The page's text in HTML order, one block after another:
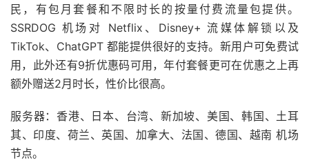
民，有包月套餐和不限时长的按量付费流量包提供。
SSRDOG 机场对 Netflix、Disney+ 流媒体解锁以及
TikTok、ChatGPT 都能提供很好的支持。新用户可免费试
用，此外还有9折优惠码可用，年付套餐更可在优惠之上再
额外赠送2月时长，性价比很高。
服务器：香港、日本、台湾、新加坡、美国、韩国、土耳
其、印度、荷兰、英国、加拿大、法国、德国、越南 机场
节点。